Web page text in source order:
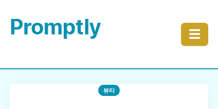
Promptly ☰
뷰티